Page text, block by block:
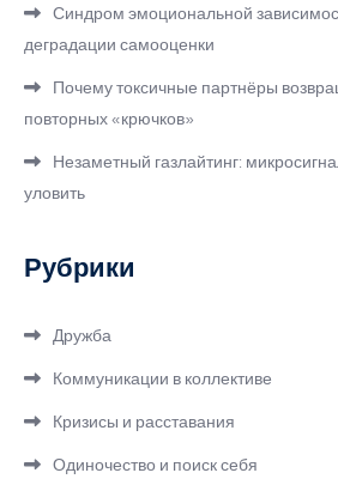
Синдром эмоциональной
деградации самооценки
Почему токсичные партнёры
повторных «крючков»
Незаметный газлайтинг:
уловить
Рубрики
Дружба
Коммуникации в коллективе
Кризисы и расставания
Одиночество и поиск себя